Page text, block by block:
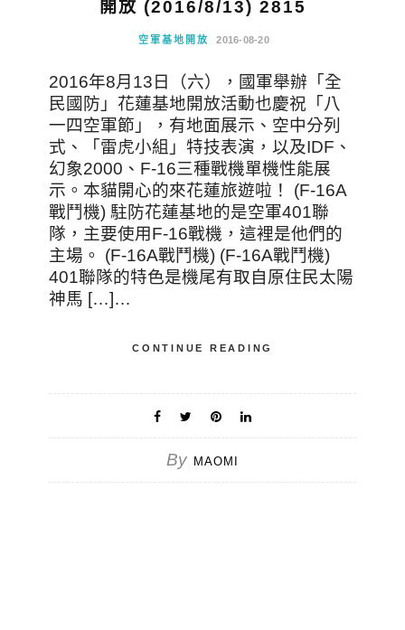
開放 (2016/8/13) 2815
空軍基地開放 2016-08-20
2016年8月13日（六），國軍舉辦「全
民國防」花蓮基地開放活動也慶祝「八
一四空軍節」，有地面展示、空中分列
式、「雷虎小組」特技表演，以及IDF、
幻象2000、F-16三種戰機單機性能展
示。本貓開心的來花蓮旅遊啦！ (F-16A
戰鬥機) 駐防花蓮基地的是空軍401聯
隊，主要使用F-16戰機，這裡是他們的
主場。 (F-16A戰鬥機) (F-16A戰鬥機)
401聯隊的特色是機尾有取自原住民太陽
神馬 […]…
CONTINUE READING
By MAOMI